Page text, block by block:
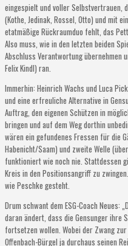
eingespielt und voller Selbstvertrauen,
(Kothe, Jedinak, Rossel, Otto) und mit
etatmäßige Rückraumduo fehlt, das
Also muss, wie in den letzten beiden
Abschluss Verantwortung übernehmen
Felix Kindl) ran.
Immerhin: Heinrich Wachs und Luca
und eine erfreuliche Alternative in
Auftrag, den eigenen Schützen in
bringen und auf dem Weg dorthin
wären ein gefundenes Fressen für die
Habenicht/Saam) und zweite Welle
funktioniert wie noch nie. Stattdessen
Kreis in den Positionsangriff zu
wie Peschke gesteht.
Drum schwant dem ESG-Coach Neues:
daran ändert, dass die Gensunger ihre
fortsetzen wollen. Wobei der Zwang
Offenbach-Bürgel ja durchaus seinen